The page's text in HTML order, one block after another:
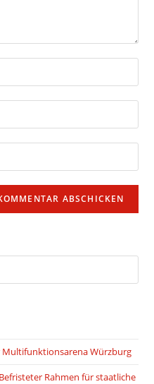
Würzburg
Rahmen für staatliche